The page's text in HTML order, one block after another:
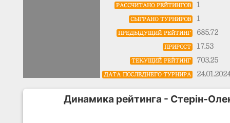
РАССЧИТАНО РЕЙТИНГОВ 1
СЫГРАНО ТУРНИРОВ 1
ПРЕДЫДУЩИЙ РЕЙТИНГ 685.72
ПРИРОСТ 17.53
ТЕКУЩИЙ РЕЙТИНГ 703.25
ДАТА ПОСЛЕДНЕГО ТУРНИРА
Динамика рейтинга - Стерін-